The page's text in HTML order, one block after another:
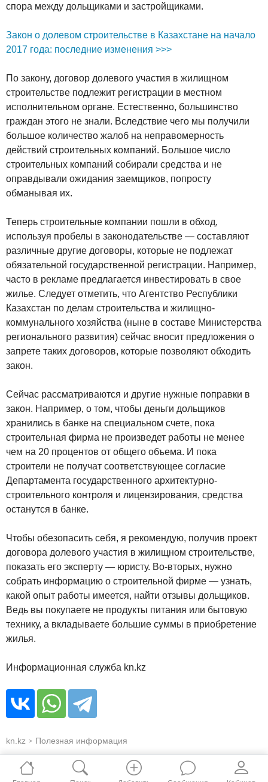
спора между дольщиками и застройщиками.
Закон о долевом строительстве в Казахстане на начало
2017 года: последние изменения >>>
По закону, договор долевого участия в жилищном
строительстве подлежит регистрации в местном
исполнительном органе. Естественно, большинство
граждан этого не знали. Вследствие чего мы получили
большое количество жалоб на неправомерность
действий строительных компаний. Большое число
строительных компаний собирали средства и не
оправдывали ожидания заемщиков, попросту
обманывая их.
Теперь строительные компании пошли в обход,
используя пробелы в законодательстве — составляют
различные другие договоры, которые не подлежат
обязательной государственной регистрации. Например,
часто в рекламе предлагается инвестировать в свое
жилье. Следует отметить, что Агентство Республики
Казахстан по делам строительства и жилищно-
коммунального хозяйства (ныне в составе Министерства
регионального развития) сейчас вносит предложения о
запрете таких договоров, которые позволяют обходить
закон.
Сейчас рассматриваются и другие нужные поправки в
закон. Например, о том, чтобы деньги дольщиков
хранились в банке на специальном счете, пока
строительная фирма не произведет работы не менее
чем на 20 процентов от общего объема. И пока
строители не получат соответствующее согласие
Департамента государственного архитектурно-
строительного контроля и лицензирования, средства
останутся в банке.
Чтобы обезопасить себя, я рекомендую, получив проект
договора долевого участия в жилищном строительстве,
показать его эксперту — юристу. Во-вторых, нужно
собрать информацию о строительной фирме — узнать,
какой опыт работы имеется, найти отзывы дольщиков.
Ведь вы покупаете не продукты питания или бытовую
технику, а вкладываете большие суммы в приобретение
жилья.
Информационная служба kn.kz
kn.kz > Полезная информация